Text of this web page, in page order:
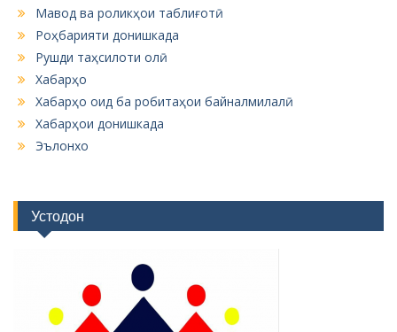
Мавод ва роликҳои таблиғотӣ
Роҳбарияти донишкада
Рушди таҳсилоти олӣ
Хабарҳо
Хабарҳо оид ба робитаҳои байналмилалӣ
Хабарҳои донишкада
Эълонхо
Устодон